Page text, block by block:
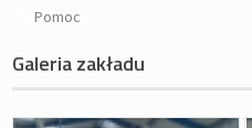
Pomoc
Galeria zakładu